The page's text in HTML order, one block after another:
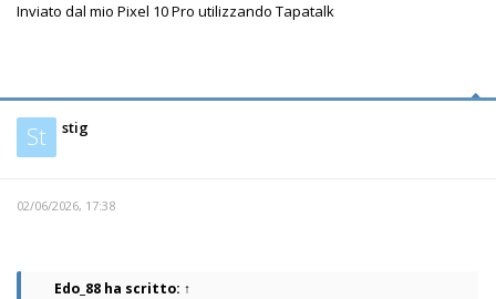
Inviato dal mio Pixel 10 Pro utilizzando Tapatalk
St stig
02/06/2026, 17:38
Edo_88 ha scritto: ↑